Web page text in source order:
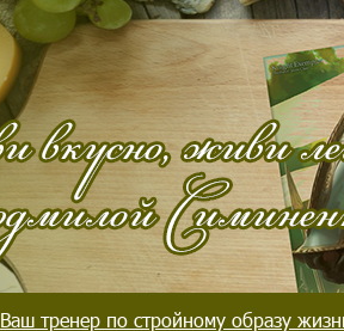
Ваш тренер по стройному образу